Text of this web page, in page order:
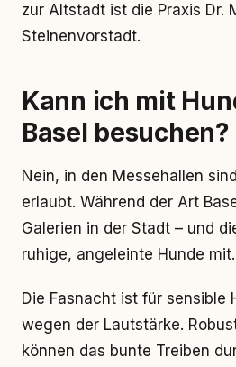
zur Altstadt ist die Praxis Dr.
Steinenvorstadt.
Kann ich mit
Basel besuchen?
Nein, in den Messehallen
erlaubt. Während der Art
Galerien in der Stadt – und
ruhige, angeleinte Hunde mit.
Die Fasnacht ist für sensible
wegen der Lautstärke.
können das bunte Treiben